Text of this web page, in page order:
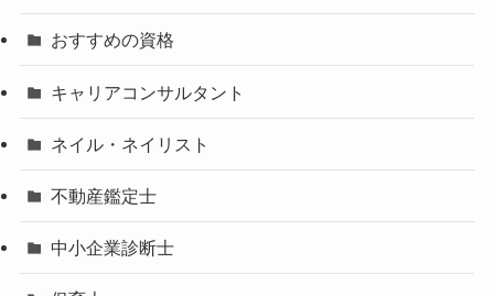
おすすめの資格
キャリアコンサルタント
ネイル・ネイリスト
不動産鑑定士
中小企業診断士